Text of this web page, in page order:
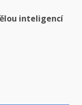
inteligencí